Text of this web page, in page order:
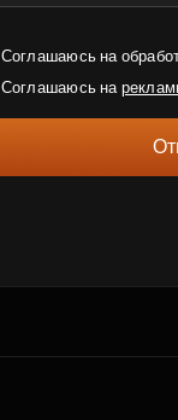
Соглашаюсь на
Соглашаюсь на